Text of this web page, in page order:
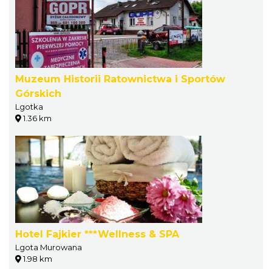
Muzeum Historii Ratownictwa i Sportów
Górskich
Lgotka
1.36 km
Hotel Fajkier ***Wellness & SPA
Lgota Murowana
1.98 km